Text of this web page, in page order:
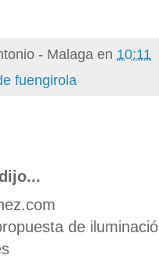
- Malaga en 10:11
fuengirola
de